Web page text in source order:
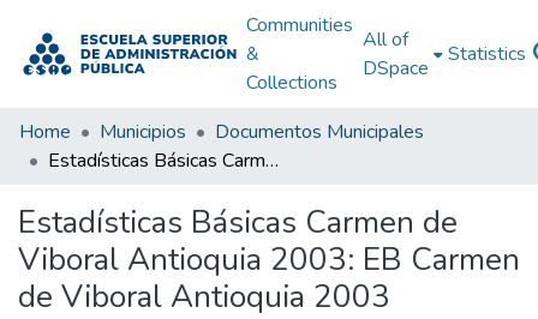
Communities
&
Collections
All of
DSpace
Statistics
Home Municipios
Documentos Municipales
Estadísticas Básicas Carmen de Viboral Antioquia 2003: EB Carmen de Viboral Antioquia 2003
Estadísticas Básicas Carmen de
Viboral Antioquia 2003: EB Carmen
de Viboral Antioquia 2003